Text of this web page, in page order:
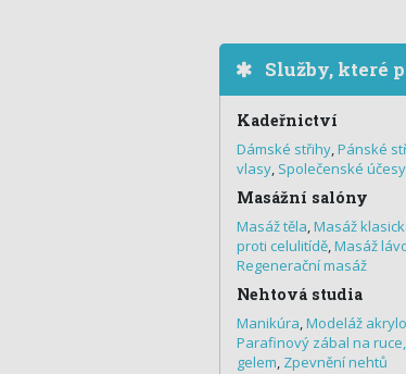
Služby, které
Kadeřnictví
Dámské střihy,Pánské
vlasy, Společenské účesy
Masážní salóny
Masáž těla,Masáž
proti celulitídě,Masáž
Regenerační masáž
Nehtová studia
Manikúra,Modeláž
Parafinový zábal na
gelem, Zpevnění nehtů